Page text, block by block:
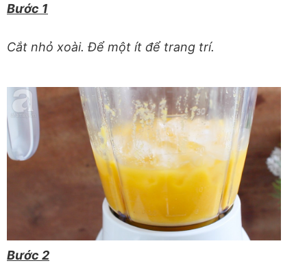
Bước 1
Cắt nhỏ xoài. Để một ít để trang trí.
Bước 2